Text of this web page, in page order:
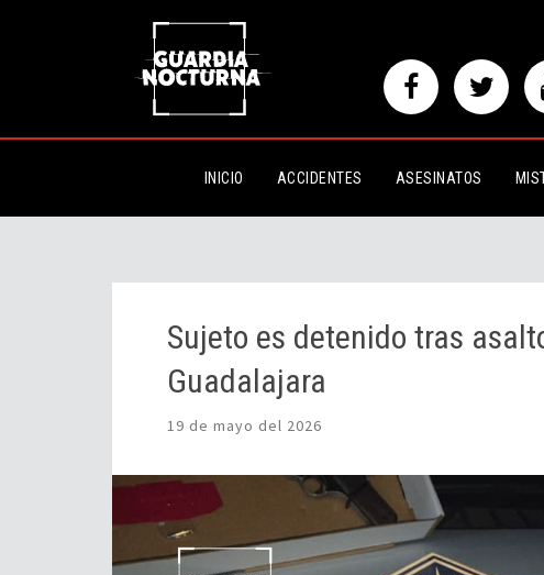
INICIO ACCIDENTES ASESINATOS
Sujeto es detenido tras asalto en el
Sujeto es detenido tras
Guadalajara
19 de mayo del 2026